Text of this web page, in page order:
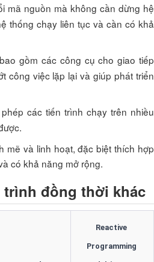
mã nguồn mà không cần dừng hệ
thống chạy liên tục và cần có khả
gồm các công cụ cho giao tiếp
công việc lặp lại và giúp phát triển
các tiến trình chạy trên nhiều
mẽ và linh hoạt, đặc biệt thích hợp
có khả năng mở rộng.
trình đồng thời khác
Reactive
Programming